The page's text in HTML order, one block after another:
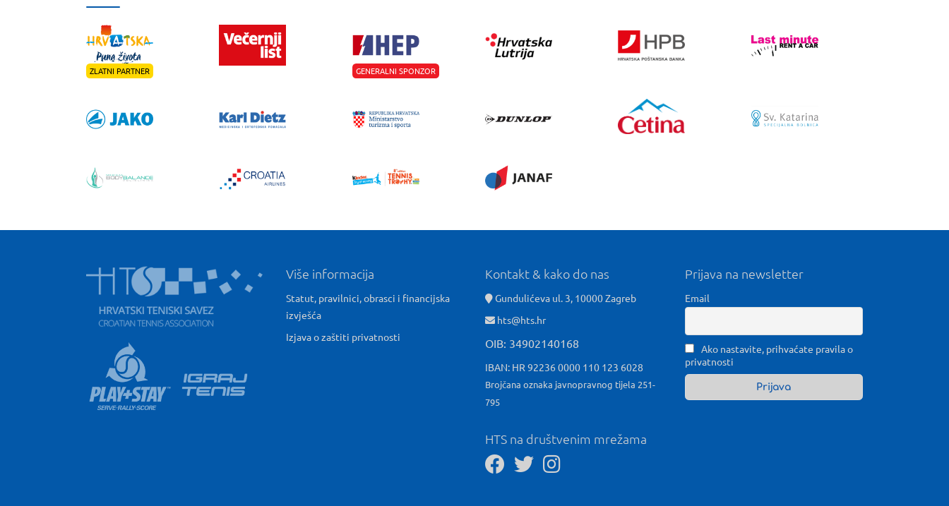
ZLATNI PARTNER GENERALNI SPONZOR
Više informacija
Statut, pravilnici, obrasci i financijska
izvješća
Izjava o zaštiti privatnosti
Kontakt & kako do nas
Gundulićeva ul. 3, 10000 Zagreb
hts@hts.hr
OIB: 34902140168
IBAN: HR 92236 0000 110 123 6028
Brojčana oznaka javnopravnog tijela 251-
795
HTS na društvenim mrežama
Prijava na newsletter
Email
Ako nastavite, prihvaćate pravila o
privatnosti